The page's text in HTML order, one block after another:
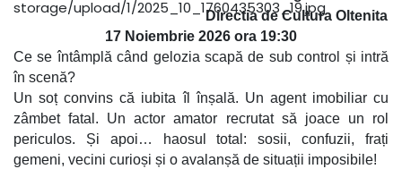
Directia de Cultura Oltenita
17 Noiembrie 2026 ora 19:30
Ce se întâmplă când gelozia scapă de sub control și intră
în scenă?
Un soț convins că iubita îl înșală. Un agent imobiliar cu
zâmbet fatal. Un actor amator recrutat să joace un rol
periculos. Și apoi… haosul total: sosii, confuzii, frați
gemeni, vecini curioși și o avalanșă de situații imposibile!